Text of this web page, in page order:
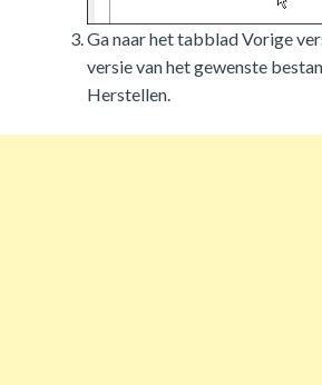
Ga naar het tabblad Vorige
versie van het gewenste
Herstellen.